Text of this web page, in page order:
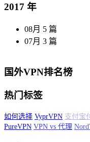
2017 年
08月 5 篇
07月 3 篇
国外VPN排名榜
热门标签
如何选择 VyprVPN 支付宝
PureVPN VPN vs 代理